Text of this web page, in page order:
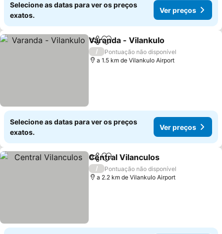
Selecione as datas para ver os preços
exatos.
Ver preços
PartilharAdicionar aos favoritos
Varanda - Vilankulo
/
Pontuação não disponível
a 1.5 km de Vilankulo Airport
Selecione as datas para ver os preços
exatos.
Ver preços
PartilharAdicionar aos favoritos
Central Vilanculos
/
Pontuação não disponível
a 2.2 km de Vilankulo Airport